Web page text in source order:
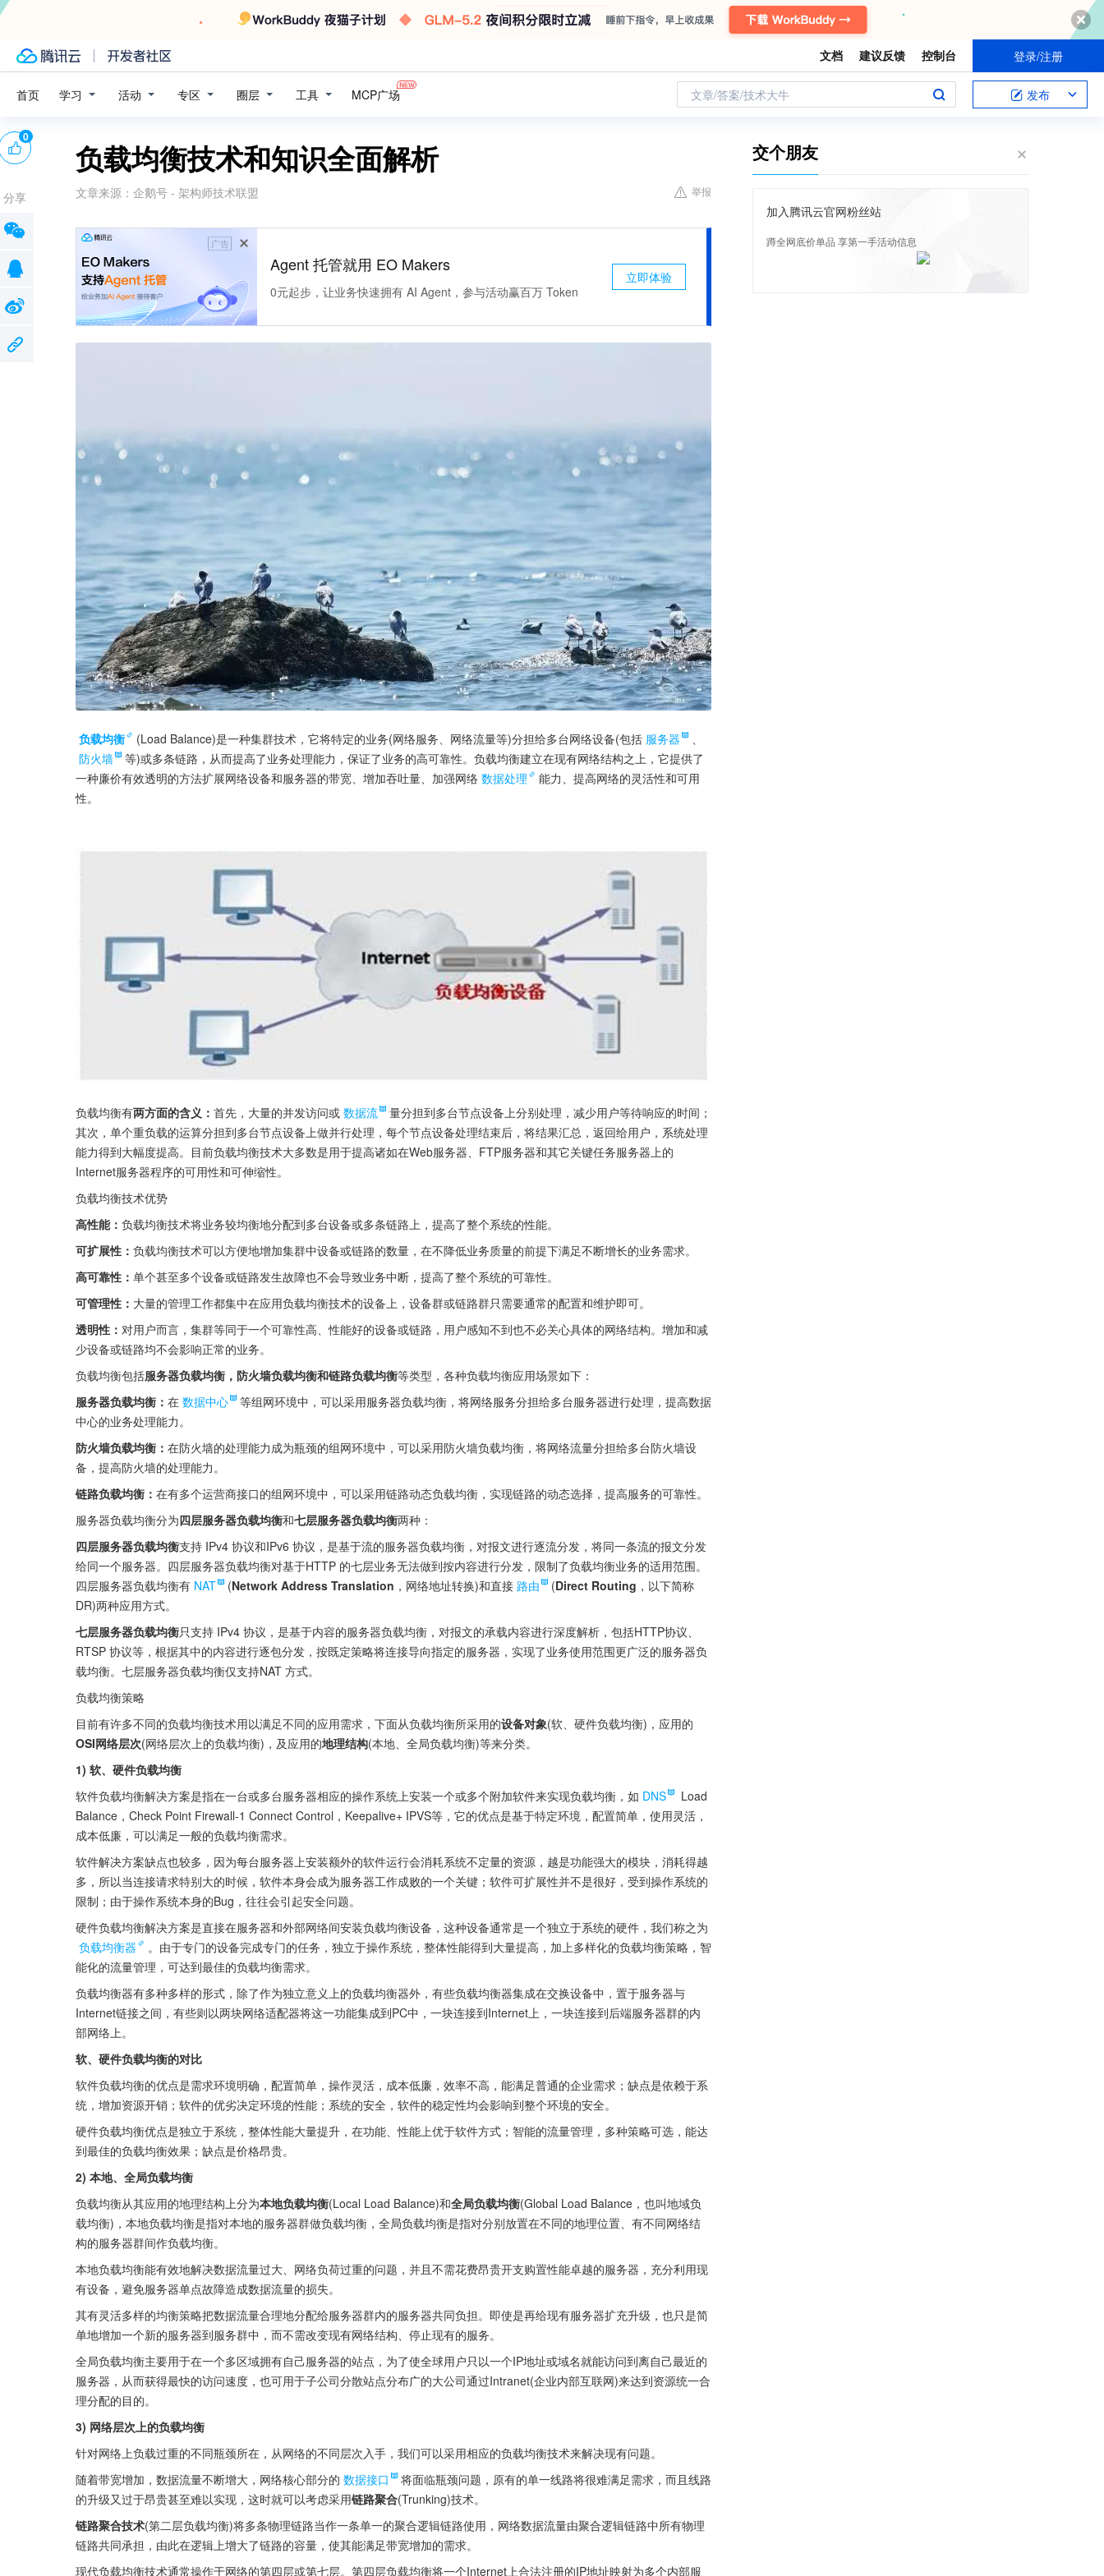
文档 建议反馈 控制台 登录/注册
首页 学习 活动 专区 圈层 工具 MCP广场 文章/答案/技术大牛 发布
负载均衡技术和知识全面解析
文章来源： 企鹅号 - 架构师技术联盟 举报
广告
Agent 托管就用 EO Makers
0元起步，让业务快速拥有 AI Agent，参与活动赢百万 Token
立即体验
负载均衡 (Load Balance)是一种集群技术，它将特定的业务(网络服务、网络流量等)分担给多台网络设备(包括 服务器
、
防火墙
等)或多条链路，从而提高了业务处理能力，保证了业务的高可靠性。负载均衡建立在现有网络结构之上，它提供了
一种廉价有效透明的方法扩展网络设备和服务器的带宽、增加吞吐量、加强网络 数据处理
能力、提高网络的灵活性和可用
性。
负载均衡有两方面的含义： 首先，大量的并发访问或 数据流
量分担到多台节点设备上分别处理，减少用户等待响应的时间；
其次，单个重负载的运算分担到多台节点设备上做并行处理，每个节点设备处理结束后，将结果汇总，返回给用户，系统处理
能力得到大幅度提高。目前负载均衡技术大多数是用于提高诸如在Web服务器、FTP服务器和其它关键任务服务器上的
Internet服务器程序的可用性和可伸缩性。
负载均衡技术优势
高性能： 负载均衡技术将业务较均衡地分配到多台设备或多条链路上，提高了整个系统的性能。
可扩展性： 负载均衡技术可以方便地增加集群中设备或链路的数量，在不降低业务质量的前提下满足不断增长的业务需求。
高可靠性： 单个甚至多个设备或链路发生故障也不会导致业务中断，提高了整个系统的可靠性。
可管理性： 大量的管理工作都集中在应用负载均衡技术的设备上，设备群或链路群只需要通常的配置和维护即可。
透明性： 对用户而言，集群等同于一个可靠性高、性能好的设备或链路，用户感知不到也不必关心具体的网络结构。增加和减
少设备或链路均不会影响正常的业务。
负载均衡包括服务器负载均衡，防火墙负载均衡和链路负载均衡等类型，各种负载均衡应用场景如下：
服务器负载均衡： 在 数据中心
等组网环境中，可以采用服务器负载均衡，将网络服务分担给多台服务器进行处理，提高数据
中心的业务处理能力。
防火墙负载均衡： 在防火墙的处理能力成为瓶颈的组网环境中，可以采用防火墙负载均衡，将网络流量分担给多台防火墙设
备，提高防火墙的处理能力。
链路负载均衡： 在有多个运营商接口的组网环境中，可以采用链路动态负载均衡，实现链路的动态选择，提高服务的可靠性。
服务器负载均衡分为四层服务器负载均衡和七层服务器负载均衡两种：
四层服务器负载均衡支持 IPv4 协议和IPv6 协议，是基于流的服务器负载均衡，对报文进行逐流分发，将同一条流的报文分发
给同一个服务器。四层服务器负载均衡对基于HTTP 的七层业务无法做到按内容进行分发，限制了负载均衡业务的适用范围。
四层服务器负载均衡有 NAT (Network Address Translation ，网络地址转换)和直接 路由 (Direct Routing ，以下简称
DR)两种应用方式。
七层服务器负载均衡只支持 IPv4 协议，是基于内容的服务器负载均衡，对报文的承载内容进行深度解析，包括HTTP协议、
RTSP 协议等，根据其中的内容进行逐包分发，按既定策略将连接导向指定的服务器，实现了业务使用范围更广泛的服务器负
载均衡。七层服务器负载均衡仅支持NAT 方式。
负载均衡策略
目前有许多不同的负载均衡技术用以满足不同的应用需求，下面从负载均衡所采用的设备对象(软、硬件负载均衡)，应用的
OSI网络层次(网络层次上的负载均衡)，及应用的地理结构(本地、全局负载均衡)等来分类。
1) 软、硬件负载均衡
软件负载均衡解决方案是指在一台或多台服务器相应的操作系统上安装一个或多个附加软件来实现负载均衡，如 DNS
Load
Balance，Check Point Firewall-1 Connect Control，Keepalive+ IPVS等，它的优点是基于特定环境，配置简单，使用灵活，
成本低廉，可以满足一般的负载均衡需求。
软件解决方案缺点也较多，因为每台服务器上安装额外的软件运行会消耗系统不定量的资源，越是功能强大的模块，消耗得越
多，所以当连接请求特别大的时候，软件本身会成为服务器工作成败的一个关键；软件可扩展性并不是很好，受到操作系统的
限制；由于操作系统本身的Bug，往往会引起安全问题。
硬件负载均衡解决方案是直接在服务器和外部网络间安装负载均衡设备，这种设备通常是一个独立于系统的硬件，我们称之为
负载均衡器
。由于专门的设备完成专门的任务，独立于操作系统，整体性能得到大量提高，加上多样化的负载均衡策略，智
能化的流量管理，可达到最佳的负载均衡需求。
负载均衡器有多种多样的形式，除了作为独立意义上的负载均衡器外，有些负载均衡器集成在交换设备中，置于服务器与
Internet链接之间，有些则以两块网络适配器将这一功能集成到PC中，一块连接到Internet上，一块连接到后端服务器群的内
部网络上。
软、硬件负载均衡的对比
软件负载均衡的优点是需求环境明确，配置简单，操作灵活，成本低廉，效率不高，能满足普通的企业需求；缺点是依赖于系
统，增加资源开销；软件的优劣决定环境的性能；系统的安全，软件的稳定性均会影响到整个环境的安全。
硬件负载均衡优点是独立于系统，整体性能大量提升，在功能、性能上优于软件方式；智能的流量管理，多种策略可选，能达
到最佳的负载均衡效果；缺点是价格昂贵。
2) 本地、全局负载均衡
负载均衡从其应用的地理结构上分为本地负载均衡(Local Load Balance)和全局负载均衡(Global Load Balance，也叫地域负
载均衡)，本地负载均衡是指对本地的服务器群做负载均衡，全局负载均衡是指对分别放置在不同的地理位置、有不同网络结
构的服务器群间作负载均衡。
本地负载均衡能有效地解决数据流量过大、网络负荷过重的问题，并且不需花费昂贵开支购置性能卓越的服务器，充分利用现
有设备，避免服务器单点故障造成数据流量的损失。
其有灵活多样的均衡策略把数据流量合理地分配给服务器群内的服务器共同负担。即使是再给现有服务器扩充升级，也只是简
单地增加一个新的服务器到服务群中，而不需改变现有网络结构、停止现有的服务。
全局负载均衡主要用于在一个多区域拥有自己服务器的站点，为了使全球用户只以一个IP地址或域名就能访问到离自己最近的
服务器，从而获得最快的访问速度，也可用于子公司分散站点分布广的大公司通过Intranet(企业内部互联网)来达到资源统一合
理分配的目的。
3) 网络层次上的负载均衡
针对网络上负载过重的不同瓶颈所在，从网络的不同层次入手，我们可以采用相应的负载均衡技术来解决现有问题。
随着带宽增加，数据流量不断增大，网络核心部分的 数据接口
将面临瓶颈问题，原有的单一线路将很难满足需求，而且线路
的升级又过于昂贵甚至难以实现，这时就可以考虑采用链路聚合(Trunking)技术。
链路聚合技术(第二层负载均衡)将多条物理链路当作一条单一的聚合逻辑链路使用，网络数据流量由聚合逻辑链路中所有物理
链路共同承担，由此在逻辑上增大了链路的容量，使其能满足带宽增加的需求。
现代负载均衡技术通常操作于网络的第四层或第七层。第四层负载均衡将一个Internet上合法注册的IP地址映射为多个内部服
0
分享
交个朋友
加入腾讯云官网粉丝站
蹲全网底价单品 享第一手活动信息